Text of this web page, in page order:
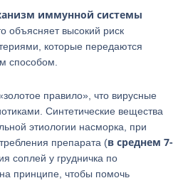
иммунной системы
объясняет высокий риск
которые передаются
способом.
правило», что вирусные
Синтетические вещества
этиологии насморка, при
препарата (в среднем 7-
соплей у грудничка по
принципе, чтобы помочь